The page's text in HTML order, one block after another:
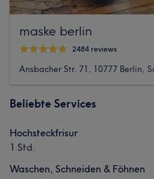
maske berlin
2484 reviews
Ansbacher Str. 71, 10777 Berlin,
Beliebte Services
Hochsteckfrisur
1 Std.
Waschen, Schneiden & Föhnen